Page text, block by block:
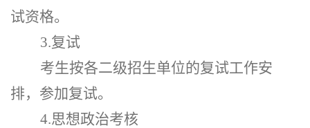
试资格。
3.复试
考生按各二级招生单位的复试工作安
排，参加复试。
4.思想政治考核